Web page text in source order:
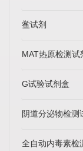
鲎试剂
MAT热原检测试
G试验试剂盒
阴道分泌物检测
全自动内毒素检